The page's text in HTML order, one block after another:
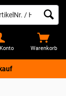
Warenkorb